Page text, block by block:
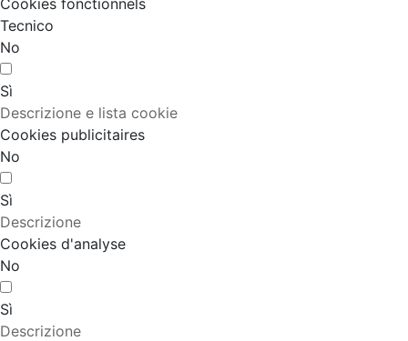
Tecnico
No
Sì
Descrizione e lista cookie
Cookies publicitaires
No
Sì
Descrizione
Cookies d'analyse
No
Sì
Descrizione